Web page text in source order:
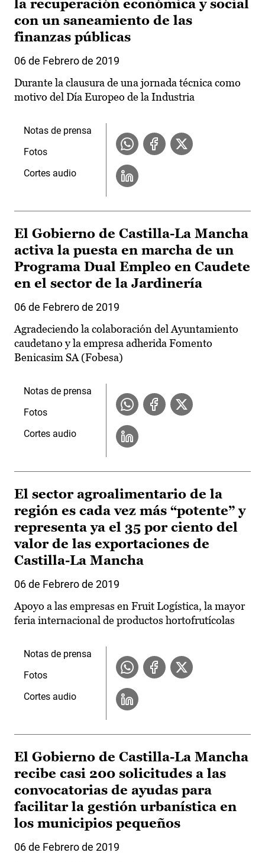
la recuperación económica y social
con un saneamiento de las
finanzas públicas
06 de Febrero de 2019
Durante la clausura de una jornada técnica como
motivo del Día Europeo de la Industria
Notas de prensa
Fotos
Cortes audio
El Gobierno de Castilla-La Mancha
activa la puesta en marcha de un
Programa Dual Empleo en Caudete
en el sector de la Jardinería
06 de Febrero de 2019
Agradeciendo la colaboración del Ayuntamiento
caudetano y la empresa adherida Fomento
Benicasim SA (Fobesa)
Notas de prensa
Fotos
Cortes audio
El sector agroalimentario de la
región es cada vez más “potente” y
representa ya el 35 por ciento del
valor de las exportaciones de
Castilla-La Mancha
06 de Febrero de 2019
Apoyo a las empresas en Fruit Logística, la mayor
feria internacional de productos hortofrutícolas
Notas de prensa
Fotos
Cortes audio
El Gobierno de Castilla-La Mancha
recibe casi 200 solicitudes a las
convocatorias de ayudas para
facilitar la gestión urbanística en
los municipios pequeños
06 de Febrero de 2019